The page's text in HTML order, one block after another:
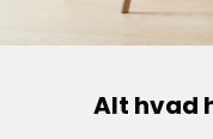
Alt hvad